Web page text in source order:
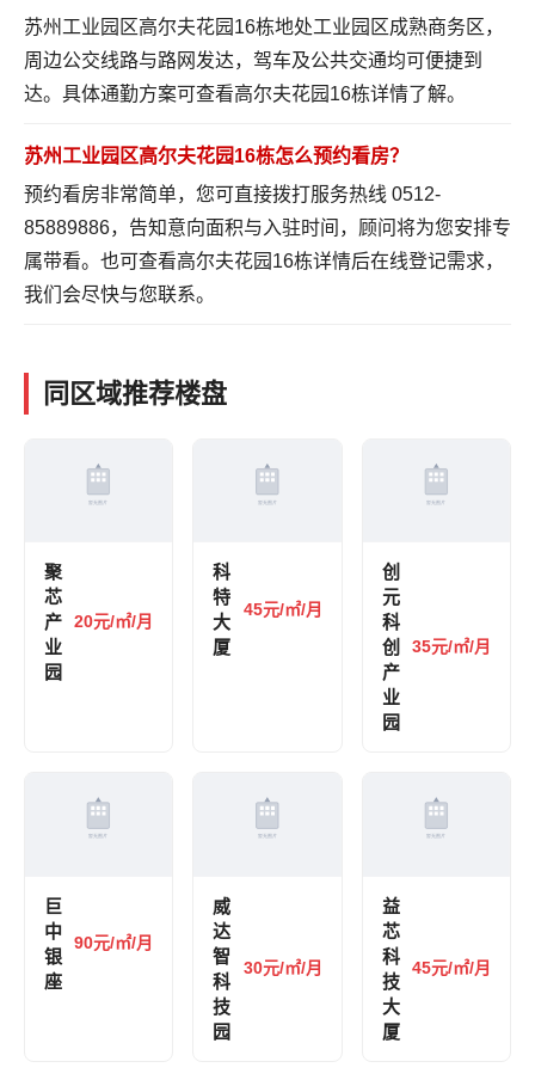
苏州工业园区高尔夫花园16栋地处工业园区成熟商务区，
周边公交线路与路网发达，驾车及公共交通均可便捷到
达。具体通勤方案可查看高尔夫花园16栋详情了解。
苏州工业园区高尔夫花园16栋怎么预约看房？
预约看房非常简单，您可直接拨打服务热线 0512-
85889886，告知意向面积与入驻时间，顾问将为您安排专
属带看。也可查看高尔夫花园16栋详情后在线登记需求，
我们会尽快与您联系。
同区域推荐楼盘
聚
芯
产
业
园
20元/㎡/月
科
特
大
厦
45元/㎡/月
创
元
科
创
产
业
园
35元/㎡/月
巨
中
银
座
90元/㎡/月
威
达
智
科
技
园
30元/㎡/月
益
芯
科
技
大
厦
45元/㎡/月